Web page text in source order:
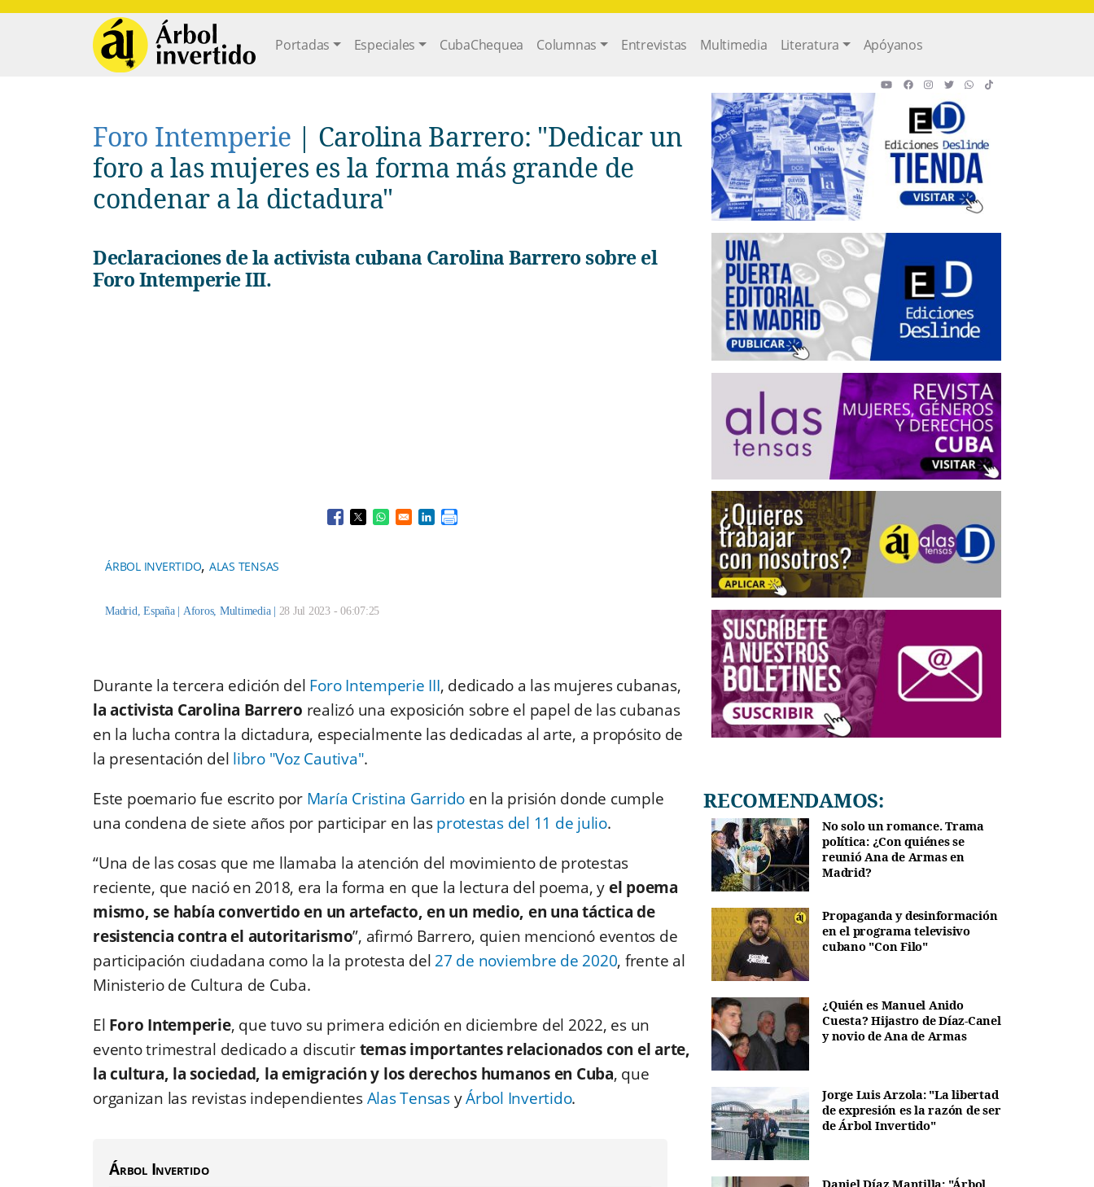
Main navigation
Portadas Especiales CubaChequea Columnas Entrevistas Multimedia Literatura Apóyanos
Foro Intemperie | Carolina Barrero: "Dedicar un
foro a las mujeres es la forma más grande de
condenar a la dictadura"
Declaraciones de la activista cubana Carolina Barrero sobre el
Foro Intemperie III.
Opens in a new window
Opens in a new window
Opens in a new window
Opens in a new window
ÁRBOL INVERTIDO, ALAS TENSAS
Aforos, Multimedia 28 Jul 2023 - 06:07:25
Durante la tercera edición del Foro Intemperie III, dedicado a las mujeres cubanas,
la activista Carolina Barrero realizó una exposición sobre el papel de las cubanas
en la lucha contra la dictadura, especialmente las dedicadas al arte, a propósito de
la presentación del libro "Voz Cautiva".
Este poemario fue escrito porMaría Cristina Garrido en la prisión donde cumple
una condena de siete años por participar en lasprotestas del 11 de julio.
“Una de las cosas que me llamaba la atención del movimiento de protestas
reciente, que nació en 2018, era la forma en que la lectura del poema, yel poema
mismo, se había convertido en un artefacto, en un medio, en una táctica de
resistencia contra el autoritarismo”, afirmó Barrero, quien mencionó eventos de
participación ciudadana como la la protesta del 27 de noviembre de 2020, frente al
Ministerio de Cultura de Cuba.
El Foro Intemperie, que tuvo su primera edición en diciembre del 2022, es un
evento trimestral dedicado a discutirtemas importantes relacionados con el arte,
la cultura, la sociedad, la emigración y los derechos humanos en Cuba, que
organizan las revistas independientesAlas TensasyÁrbol Invertido.
Árbol Invertido
RECOMENDAMOS:
No solo un romance. Trama
política: ¿Con quiénes se
reunió Ana de Armas en
Madrid?
Propaganda y desinformación
en el programa televisivo
cubano "Con Filo"
¿Quién es Manuel Anido
Cuesta? Hijastro de Díaz-Canel
y novio de Ana de Armas
Jorge Luis Arzola: "La libertad
de expresión es la razón de ser
de Árbol Invertido"